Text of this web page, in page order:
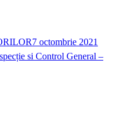
7 octombrie 2021
si Control General –